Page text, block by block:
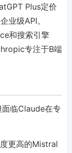
Plus定价
业级API。
和搜索引擎
专注于B端
临Claude在专
更高的Mistral